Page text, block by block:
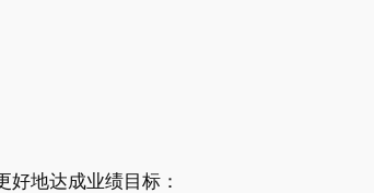
地达成业绩目标：